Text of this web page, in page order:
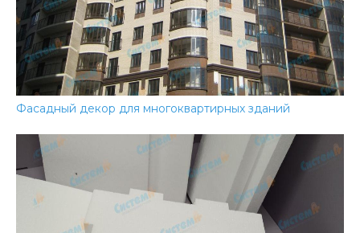
Фасадный декор для многоквартирных зданий